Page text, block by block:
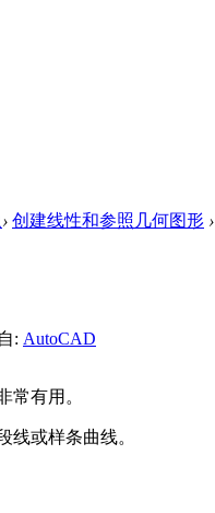
› 创建线性和参照几何图形 ›
: AutoCAD
常有用。
线或样条曲线。